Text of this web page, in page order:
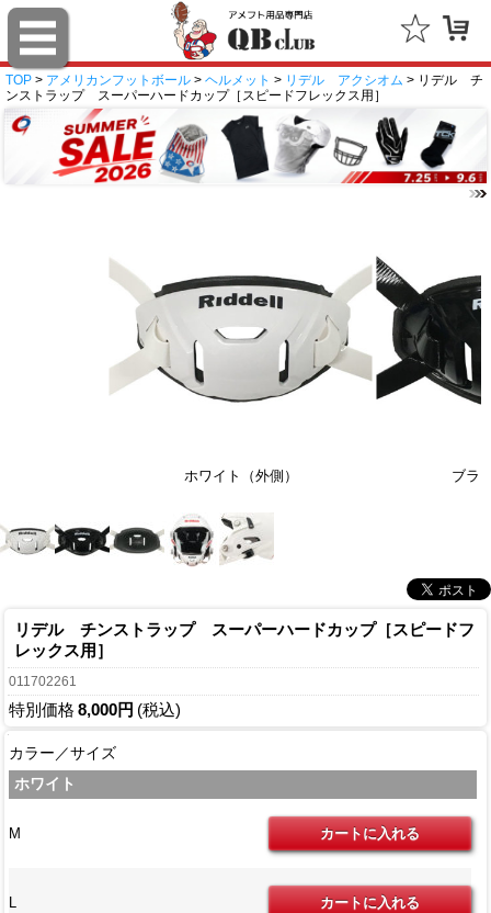
TOP > アメリカンフットボール > ヘルメット > リデル アクシオム > リデル チ
ンストラップ スーパーハードカップ［スピードフレックス用］
ホワイト（外側） ブラ
リデル チンストラップ スーパーハードカップ［スピードフ
レックス用］
011702261
特別価格 8,000円 (税込)
カラー／サイズ
ホワイト
M
L